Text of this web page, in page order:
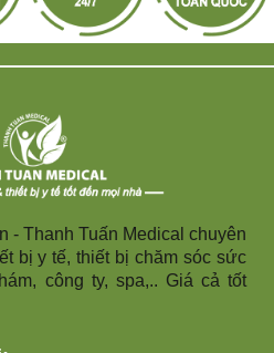
- Thanh Tuấn Medical chuyên
bị y tế, thiết bị chăm sóc sức
công ty, spa,.. Giá cả tốt